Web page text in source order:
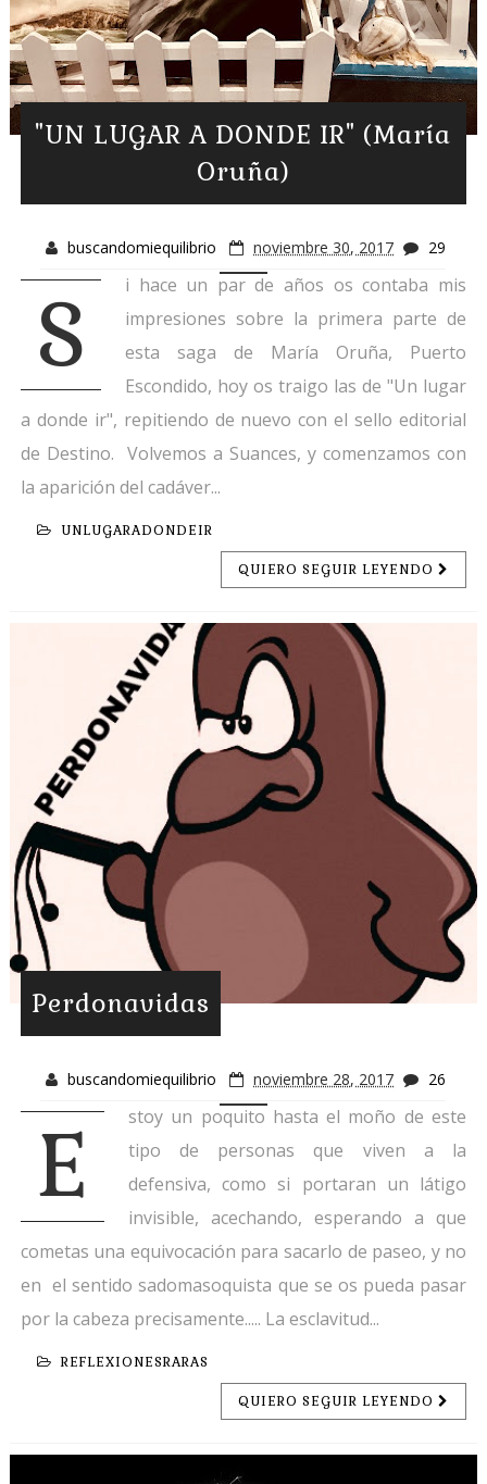
"UN LUGAR A DONDE IR" (María
Oruña)
buscandomiequilibrio noviembre 30, 2017 29
S
i hace un par de años os contaba mis
impresiones sobre la primera parte de
esta saga de María Oruña, Puerto
Escondido, hoy os traigo las de "Un lugar
a donde ir", repitiendo de nuevo con el sello editorial
de Destino. Volvemos a Suances, y comenzamos con
la aparición del cadáver...
UNLUGARADONDEIR
QUIERO SEGUIR LEYENDO
Perdonavidas
buscandomiequilibrio noviembre 28, 2017 26
E
stoy un poquito hasta el moño de este
tipo de personas que viven a la
defensiva, como si portaran un látigo
invisible, acechando, esperando a que
cometas una equivocación para sacarlo de paseo, y no
en el sentido sadomasoquista que se os pueda pasar
por la cabeza precisamente..... La esclavitud...
REFLEXIONESRARAS
QUIERO SEGUIR LEYENDO